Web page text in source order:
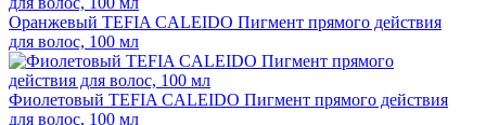
Оранжевый TEFIA CALEIDO Пигмент прямого действия
для волос, 100 мл
Фиолетовый TEFIA CALEIDO Пигмент прямого действия
для волос, 100 мл